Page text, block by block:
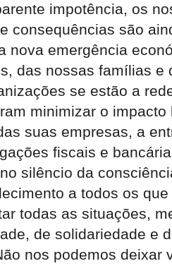
impotência, os
consequências são
nova emergência
das nossas famílias
se estão a
minimizar o
suas empresas, a
fiscais e
silêncio da
a todos os
todas as situações,
de solidariedade e
nos podemos